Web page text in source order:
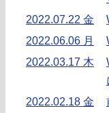
2022.07.22 金
2022.06.06 月
2022.03.17 木
2022.02.18 金